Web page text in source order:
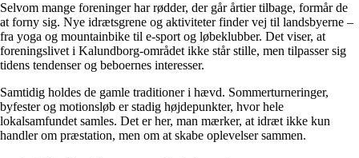
Selvom mange foreninger har rødder, der går årtier tilbage, formår de
at forny sig. Nye idrætsgrene og aktiviteter finder vej til landsbyerne –
fra yoga og mountainbike til e-sport og løbeklubber. Det viser, at
foreningslivet i Kalundborg-området ikke står stille, men tilpasser sig
tidens tendenser og beboernes interesser.
Samtidig holdes de gamle traditioner i hævd. Sommerturneringer,
byfester og motionsløb er stadig højdepunkter, hvor hele
lokalsamfundet samles. Det er her, man mærker, at idræt ikke kun
handler om præstation, men om at skabe oplevelser sammen.